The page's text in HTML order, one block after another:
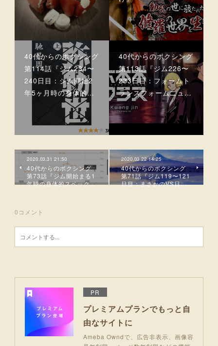
40代からのボクシング
第114話『ジム234〜
240日目：ジム開始2
年5ヶ月時の身体的…
40代からのボクシング
第113話『ジム226〜
233日目：フォームト
ランスフォームニュ…
2020.03.31 21:50
40代からのボクシング
第73話『ジム開始まる1
年時の身体的スペック…
2020.03.22 14:25
40代からのボクシング
第71話『ジム119〜121
日目：まさかのVS日…
0 コメント
PR
プレミアムプランでもっと自
由なサイトに
Ameba Owndで、広告非表示、画像容